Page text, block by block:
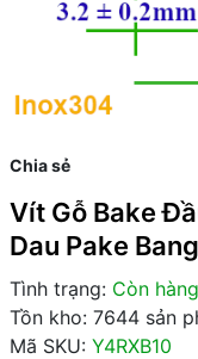
Chia sẻ
Vít Gỗ Bake
Dau Pake Bang
Tình trạng: Còn hàng
Tồn kho: 7644 sản
Mã SKU: Y4RXB10